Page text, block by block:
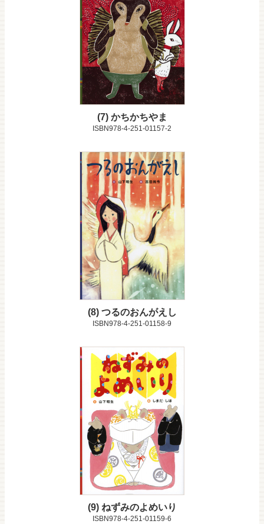
7 かちかちやま
ISBN978-4-251-01157-2
8 つるのおんがえし
ISBN978-4-251-01158-9
9 ねずみのよめいり
ISBN978-4-251-01159-6